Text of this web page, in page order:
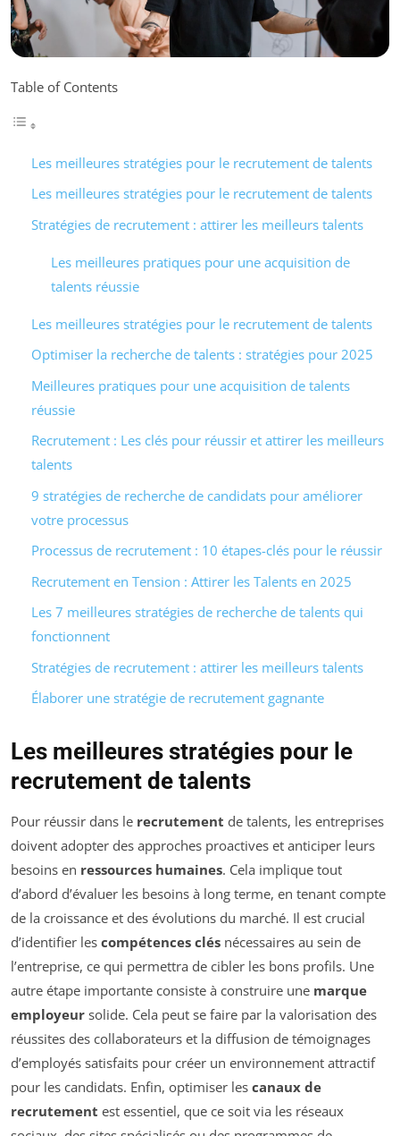
Table of Contents
Les meilleures stratégies pour le recrutement de talents
Les meilleures stratégies pour le recrutement de talents
Stratégies de recrutement : attirer les meilleurs talents
Les meilleures pratiques pour une acquisition de
talents réussie
Les meilleures stratégies pour le recrutement de talents
Optimiser la recherche de talents : stratégies pour 2025
Meilleures pratiques pour une acquisition de talents
réussie
Recrutement : Les clés pour réussir et attirer les meilleurs
talents
9 stratégies de recherche de candidats pour améliorer
votre processus
Processus de recrutement : 10 étapes-clés pour le réussir
Recrutement en Tension : Attirer les Talents en 2025
Les 7 meilleures stratégies de recherche de talents qui
fonctionnent
Stratégies de recrutement : attirer les meilleurs talents
Élaborer une stratégie de recrutement gagnante
Les meilleures stratégies pour le
recrutement de talents
Pour réussir dans le recrutement de talents, les entreprises
doivent adopter des approches proactives et anticiper leurs
besoins en ressources humaines. Cela implique tout
d’abord d’évaluer les besoins à long terme, en tenant compte
de la croissance et des évolutions du marché. Il est crucial
d’identifier les compétences clés nécessaires au sein de
l’entreprise, ce qui permettra de cibler les bons profils. Une
autre étape importante consiste à construire une marque
employeur solide. Cela peut se faire par la valorisation des
réussites des collaborateurs et la diffusion de témoignages
d’employés satisfaits pour créer un environnement attractif
pour les candidats. Enfin, optimiser les canaux de
recrutement est essentiel, que ce soit via les réseaux